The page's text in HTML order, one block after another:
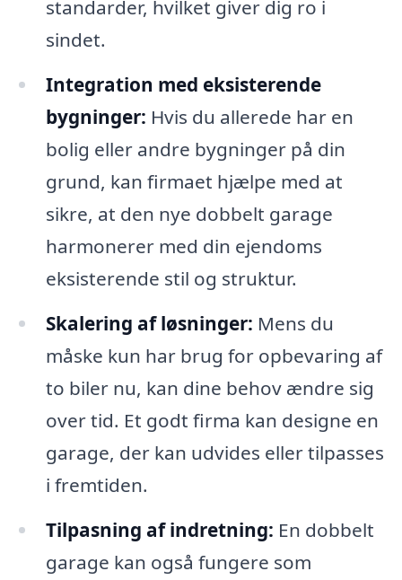
standarder, hvilket giver dig ro i
sindet.
Integration med eksisterende
bygninger: Hvis du allerede har en
bolig eller andre bygninger på din
grund, kan firmaet hjælpe med at
sikre, at den nye dobbelt garage
harmonerer med din ejendoms
eksisterende stil og struktur.
Skalering af løsninger: Mens du
måske kun har brug for opbevaring af
to biler nu, kan dine behov ændre sig
over tid. Et godt firma kan designe en
garage, der kan udvides eller tilpasses
i fremtiden.
Tilpasning af indretning: En dobbelt
garage kan også fungere som